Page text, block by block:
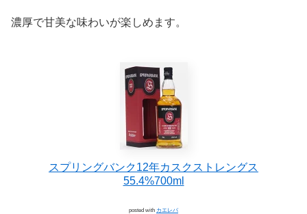
濃厚で甘美な味わいが楽しめます。
スプリングバンク12年カスクストレングス
55.4%700ml
posted with カエレバ